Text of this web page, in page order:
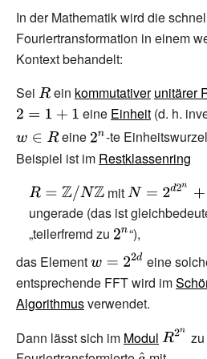
{n}}m}f''_{m}&{\text{ falls
}}m<n\\[0.5em]f'_{m-n}-
\mathrm {e} ^{-{\frac {\pi
n}&{\text{ falls }}m\geq
n\;.\end{cases}}\end{aligned}}}
In der Mathematik wird die
Fouriertransformation in einem
Kontext behandelt:
Sei {\displaystyle
R}
ein kommutativer unitärer
eine Einheit (d. h.
eine {\displaystyle
2^{n}}
-te
Beispiel ist im Restklassenring
{\displaystyle
R=\mathbb
{Z}
/N\mathbb
{Z} }
mit {\displaystyle
ungerade (das ist
„teilerfremd zu {\displaystyle
2^{n}}
“),
das Element{\displaystyle
w=2^{2d}}
eine
entsprechende FFT wird im
Algorithmusverwendet.
Dann lässt sich im Modul zu